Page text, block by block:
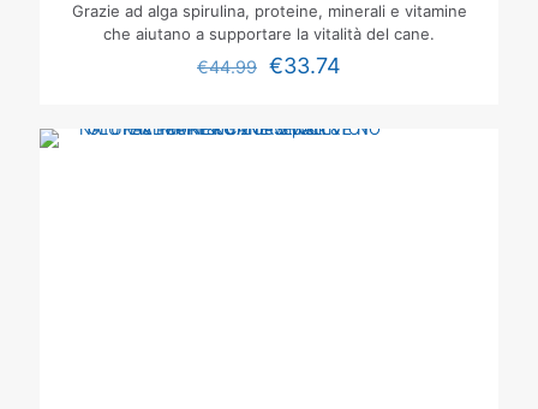
Grazie ad alga spirulina, proteine, minerali e vitamine
che aiutano a supportare la vitalità del cane.
€44.99 €33.74